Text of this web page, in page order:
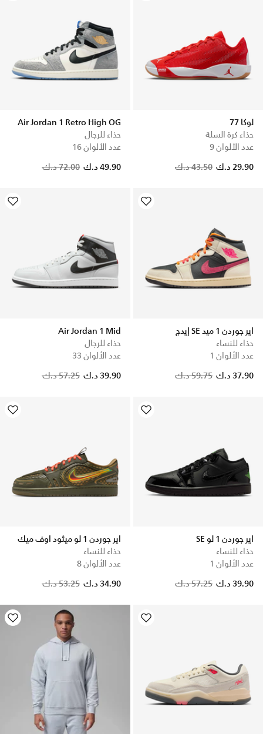
لوكا 77
حذاء كرة السلة
عدد الألوان 9
43.50 د.ك
29.90 د.ك
Air Jordan 1 Retro High OG
حذاء للرجال
عدد الألوان 16
Price reduced from
72.00 د.ك to 49.90 د.ك
اير جوردن 1 ميد SE إيدج
حذاء للنساء
عدد الألوان 1
59.75 د.ك
37.90 د.ك
Air Jordan 1 Mid
حذاء للرجال
عدد الألوان 33
Price reduced from
57.25 د.ك to 39.90 د.ك
اير جوردن 1 لو SE
حذاء للنساء
عدد الألوان 1
57.25 د.ك
39.90 د.ك
اير جوردن 1 لو ميثود اوف ميك
حذاء للنساء
عدد الألوان 8
Price reduced from
53.25 د.ك to 34.90 د.ك